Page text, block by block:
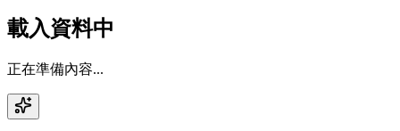
載入資料中
正在準備內容...